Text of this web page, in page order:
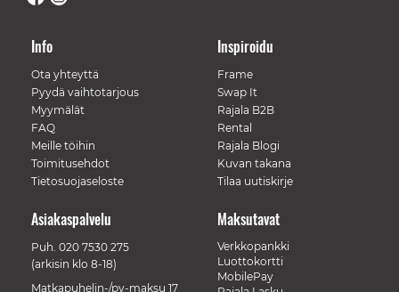
Info
Ota yhteyttä
Pyydä vaihtotarjous
Myymälät
FAQ
Meille töihin
Toimitusehdot
Tietosuojaseloste
Inspiroidu
Frame
Swap It
Rajala B2B
Rental
Rajala Blogi
Kuvan takana
Tilaa uutiskirje
Maksutavat
Verkkopankki
Luottokortti
MobilePay
Asiakaspalvelu
Puh. 020 7530 275
(arkisin klo 8-18)
Matkapuhelin-/pv-maksu 17